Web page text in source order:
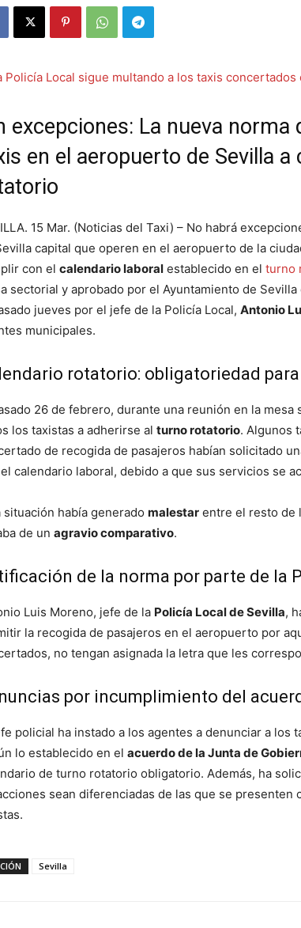
excepciones: La nueva
en el aeropuerto de Sevilla
15 Mar. (Noticias del Taxi) – No habrá
capital que operen en el aeropuerto de la
con el calendario laboral establecido en el turno
sectorial y aprobado por el Ayuntamiento de
jueves por el jefe de la Policía Local, Antonio
municipales.
rotatorio: obligatoriedad
26 de febrero, durante una reunión en la
los taxistas a adherirse al turno rotatorio. Algunos
de recogida de pasajeros habían solicitado
calendario laboral, debido a que sus servicios se
situación había generado malestar entre el resto de
de un agravio comparativo.
de la norma por parte de la
Luis Moreno, jefe de la Policía Local de Sevilla,
la recogida de pasajeros en el aeropuerto por
no tengan asignada la letra que les
por incumplimiento del
policial ha instado a los agentes a denunciar a los
lo establecido en el acuerdo de la Junta de
de turno rotatorio obligatorio. Además, ha
sean diferenciadas de las que se presenten
Sevilla